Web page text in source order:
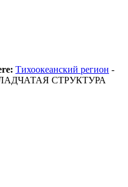
Тихоокеанский регион -
СТРУКТУРА